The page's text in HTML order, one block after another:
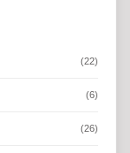
(22)
(6)
(26)